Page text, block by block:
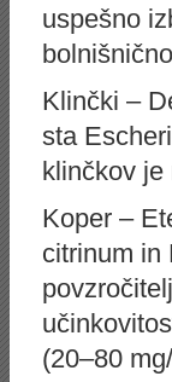
uspešno
Klinčki –
sta
klinčkov je
Koper –
citrinum in
(20–80